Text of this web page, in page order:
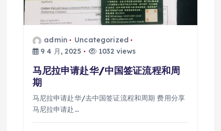
admin
Uncategorized
9 4 月, 2025
1032 views
马尼拉申请赴华/中国签证流程和周
期
马尼拉申请赴华/去中国签证流程和周期 费用分享
马尼拉申请赴…